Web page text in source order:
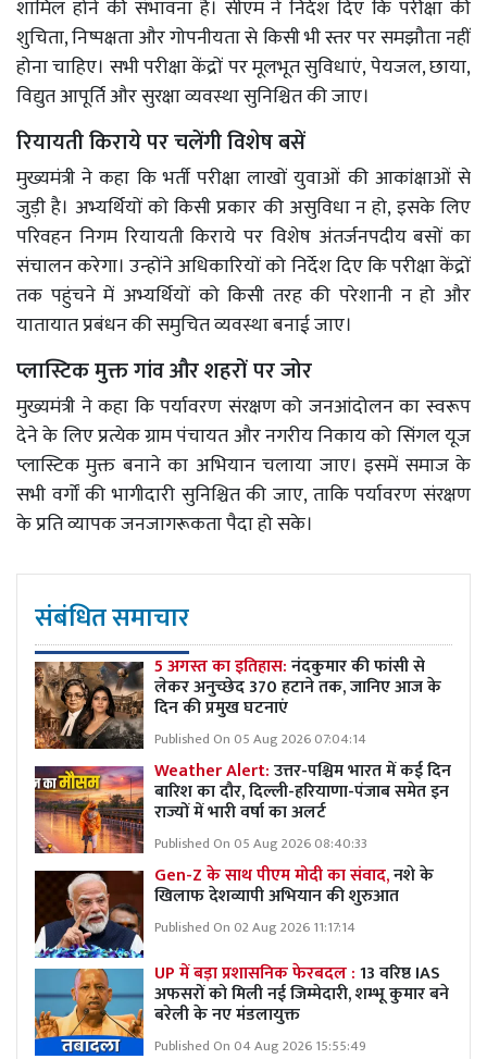
शामिल होने की संभावना है। सीएम ने निर्देश दिए कि परीक्षा की
शुचिता, निष्पक्षता और गोपनीयता से किसी भी स्तर पर समझौता नहीं
होना चाहिए। सभी परीक्षा केंद्रों पर मूलभूत सुविधाएं, पेयजल, छाया,
विद्युत आपूर्ति और सुरक्षा व्यवस्था सुनिश्चित की जाए।
रियायती किराये पर चलेंगी विशेष बसें
मुख्यमंत्री ने कहा कि भर्ती परीक्षा लाखों युवाओं की आकांक्षाओं से
जुड़ी है। अभ्यर्थियों को किसी प्रकार की असुविधा न हो, इसके लिए
परिवहन निगम रियायती किराये पर विशेष अंतर्जनपदीय बसों का
संचालन करेगा। उन्होंने अधिकारियों को निर्देश दिए कि परीक्षा केंद्रों
तक पहुंचने में अभ्यर्थियों को किसी तरह की परेशानी न हो और
यातायात प्रबंधन की समुचित व्यवस्था बनाई जाए।
प्लास्टिक मुक्त गांव और शहरों पर जोर
मुख्यमंत्री ने कहा कि पर्यावरण संरक्षण को जनआंदोलन का स्वरूप
देने के लिए प्रत्येक ग्राम पंचायत और नगरीय निकाय को सिंगल यूज
प्लास्टिक मुक्त बनाने का अभियान चलाया जाए। इसमें समाज के
सभी वर्गों की भागीदारी सुनिश्चित की जाए, ताकि पर्यावरण संरक्षण
के प्रति व्यापक जनजागरूकता पैदा हो सके।
संबंधित समाचार
5 अगस्त का इतिहास:नंदकुमार की फांसी से
लेकर अनुच्छेद 370 हटाने तक, जानिए आज के
दिन की प्रमुख घटनाएं
Published On 05 Aug 2026 07:04:14
Weather Alert:उत्तर-पश्चिम भारत में कई दिन
बारिश का दौर, दिल्ली-हरियाणा-पंजाब समेत इन
राज्यों में भारी वर्षा का अलर्ट
Published On 05 Aug 2026 08:40:33
Gen-Z के साथ पीएम मोदी का संवाद,नशे के
खिलाफ देशव्यापी अभियान की शुरुआत
Published On 02 Aug 2026 11:17:14
UP में बड़ा प्रशासनिक फेरबदल :13 वरिष्ठ IAS
अफसरों को मिली नई जिम्मेदारी, शम्भू कुमार बने
बरेली के नए मंडलायुक्त
Published On 04 Aug 2026 15:55:49